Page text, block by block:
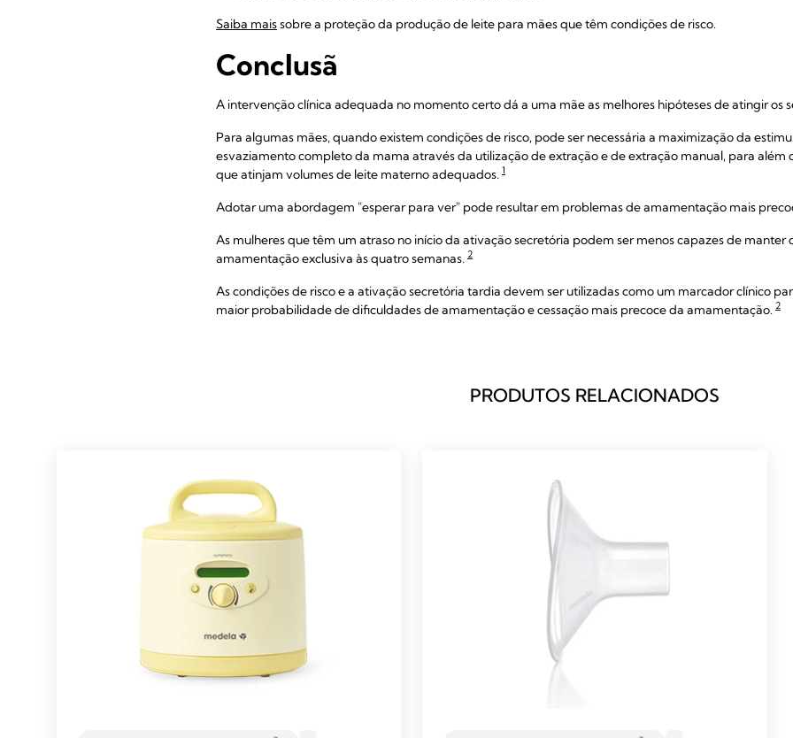
Saiba maissobre a proteção da produção de leite para mães que têm condições de risco.
Conclusã
A intervenção clínica adequada no momento certo dá a uma mãe as melhores hipóteses de atingir os
Para algumas mães, quando existem condições de risco, pode ser necessária a maximização da
esvaziamento completo da mama através da utilização de extração e de extração manual, para
que atinjam volumes de leite materno adequados. 1
Adotar uma abordagem "esperar para ver" pode resultar em problemas de amamentação mais
As mulheres que têm um atraso no início da ativação secretória podem ser menos capazes de
amamentação exclusiva às quatro semanas. 2
As condições de risco e a ativação secretória tardia devem ser utilizadas como um marcador clínico
maior probabilidade de dificuldades de amamentação e cessação mais precoce da amamentação. 2
PRODUTOS RELACIONADOS